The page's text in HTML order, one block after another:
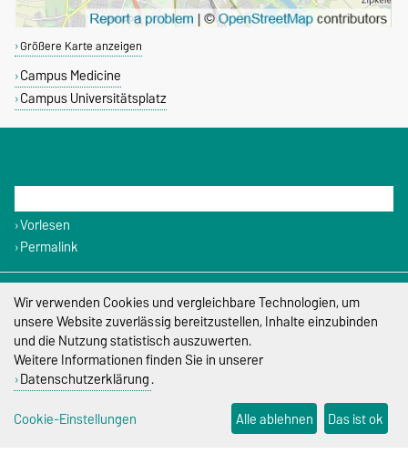
Größere Karte anzeigen
Campus Medicine
Campus Universitätsplatz
Vorlesen
Permalink
Impressum
Datenschutz
Barrierefreiheit
Cookie-Einstellungen
Wir verwenden Cookies und vergleichbare Technologien, um
unsere Website zuverlässig bereitzustellen, Inhalte einzubinden
und die Nutzung statistisch auszuwerten.
Weitere Informationen finden Sie in unserer
Datenschutzerklärung.
Cookie-Einstellungen
Alle ablehnen Das ist ok